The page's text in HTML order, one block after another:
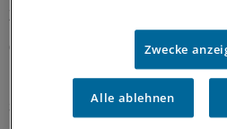
Zuständig sind spezielle
07.08.2026
Sparpaket sorgt für Unsicherheit
Zwecke
Alle ablehnen